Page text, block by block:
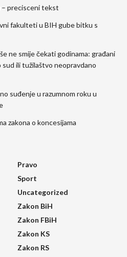
– precisceni tekst
fakulteti u BIH gube bitku s
ne smije čekati godinama: građani
ili tužilaštvo neopravdano
suđenje u razumnom roku u
zakona o koncesijama
Pravo
Sport
Uncategorized
Zakon BiH
Zakon FBiH
Zakon KS
Zakon RS